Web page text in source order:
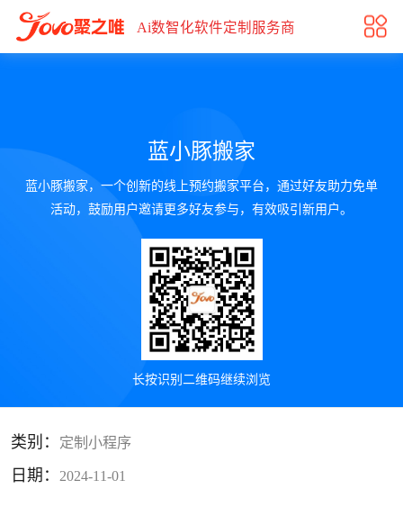
蓝小豚搬家
Ai数智化软件定制服务商
蓝小豚搬家
蓝小豚搬家，一个创新的线上预约搬家平台，通过好友助力免单
活动，鼓励用户邀请更多好友参与，有效吸引新用户。
长按识别二维码继续浏览
类别： 定制小程序
日期： 2024-11-01